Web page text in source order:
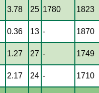
3.78 25 1780 1823
0.36 13 - 1870
1.27 27 - 1749
2.17 24 - 1710